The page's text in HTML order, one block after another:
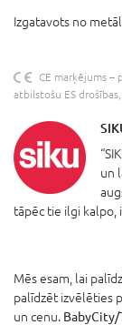
Izgatavots no
CE marķējums
atbilstošu ES
un
tāpēc tie ilgi kalpo,
Mēs esam, lai
palīdzēt izvēlēties
un cenu.